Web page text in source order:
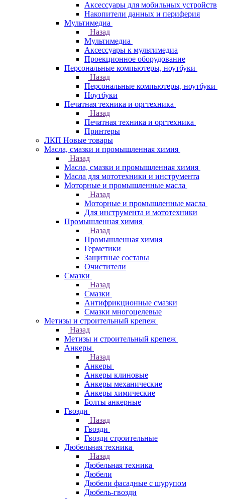
Аксессуары для мобильных устройств
Накопители данных и периферия
Мультимедиа
Назад
Мультимедиа
Аксессуары к мультимедиа
Проекционное оборудование
Персональные компьютеры, ноутбуки
Назад
Персональные компьютеры, ноутбуки
Ноутбуки
Печатная техника и оргтехника
Назад
Печатная техника и оргтехника
Принтеры
ЛКП Новые товары
Масла, смазки и промышленная химия
Назад
Масла, смазки и промышленная химия
Масла для мототехники и инструмента
Моторные и промышленные масла
Назад
Моторные и промышленные масла
Для инструмента и мототехники
Промышленная химия
Назад
Промышленная химия
Герметики
Защитные составы
Очистители
Смазки
Назад
Смазки
Антифрикционные смазки
Смазки многоцелевые
Метизы и строительный крепеж
Назад
Метизы и строительный крепеж
Анкеры
Назад
Анкеры
Анкеры клиновые
Анкеры механические
Анкеры химические
Болты анкерные
Гвозди
Назад
Гвозди
Гвозди строительные
Дюбельная техника
Назад
Дюбельная техника
Дюбели
Дюбели фасадные с шурупом
Дюбель-гвозди